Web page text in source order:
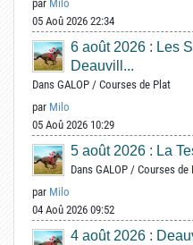
par Milo
05 Aoû 2026 22:34
6 août 2026 : Les
Deauvill...
Dans GALOP / Courses de Plat
par Milo
05 Aoû 2026 10:29
5 août 2026 : La
Dans GALOP / Courses de
par Milo
04 Aoû 2026 09:52
4 août 2026 :